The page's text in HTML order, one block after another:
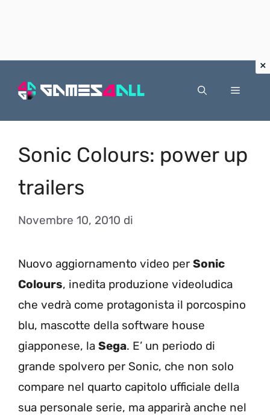
Menu
Sonic Colours: power up
trailers
Novembre 10, 2010 di
Nuovo aggiornamento video per Sonic
Colours, inedita produzione videoludica
che vedrà come protagonista il porcospino
blu, mascotte della software house
giapponese, la Sega. E’ un periodo di
grande spolvero per Sonic, che non solo
compare nel quarto capitolo ufficiale della
sua personale serie, ma apparirà anche nel